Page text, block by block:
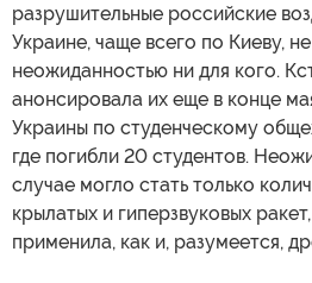
разрушительные российские
Украине, чаще всего по Киеву,
неожиданностью ни для кого.
анонсировала их еще в конце
Украины по студенческому
где погибли 20 студентов.
случае могло стать только
крылатых и гиперзвуковых
применила, как и, разумеется,